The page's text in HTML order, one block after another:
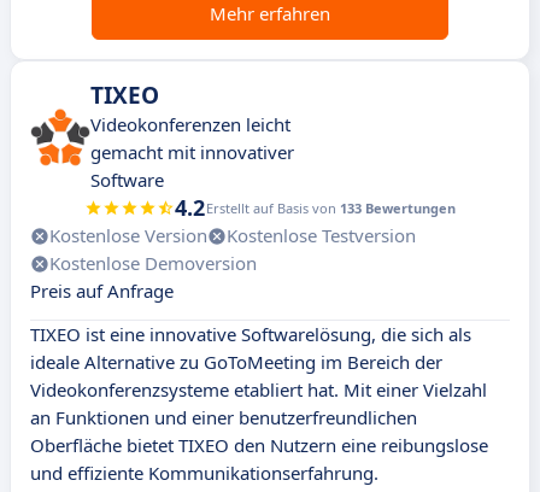
Mehr erfahren
TIXEO
Videokonferenzen leicht
gemacht mit innovativer
Software
4.2Erstellt auf Basis von 133 Bewertungen
Kostenlose Version
Kostenlose Testversion
Kostenlose Demoversion
Preis auf Anfrage
TIXEO ist eine innovative Softwarelösung, die sich als
ideale Alternative zu GoToMeeting im Bereich der
Videokonferenzsysteme etabliert hat. Mit einer Vielzahl
an Funktionen und einer benutzerfreundlichen
Oberfläche bietet TIXEO den Nutzern eine reibungslose
und effiziente Kommunikationserfahrung.